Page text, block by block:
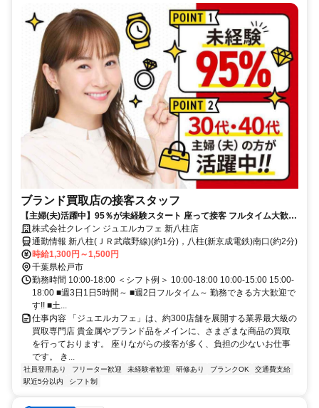
ブランド買取店の接客スタッフ
【主婦(夫)活躍中】95％が未経験スタート 座って接客 フルタイム大歓迎
データ入力あり
株式会社クレイン ジュエルカフェ 新八柱店
通勤情報 新八柱(ＪＲ武蔵野線)(約1分)，八柱(新京成電鉄)南口(約2分)
時給1,300円～1,500円
千葉県松戸市
勤務時間 10:00-18:00 ＜シフト例＞ 10:00-18:00 10:00-15:00 15:00-
18:00 ■週3日1日5時間～ ■週2日フルタイム～ 勤務できる方大歓迎で
す!! ■土...
仕事内容 「ジュエルカフェ」は、約300店舗を展開する業界最大級の
買取専門店 貴金属やブランド品をメインに、さまざまな商品の買取
を行っております。 座りながらの接客が多く、負担の少ないお仕事
です。 き...
社員登用あり フリーター歓迎 未経験者歓迎 研修あり ブランクOK
交通費支給
駅近5分以内
シフト制